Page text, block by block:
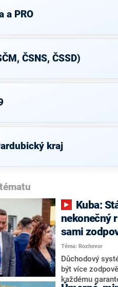
a PRO
ČSNS, ČSSD)
kraj
nekonečný
sami
Téma: Rozhovor
Důchodový
být více
každému